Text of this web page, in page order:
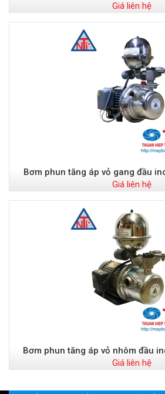
Giá liên hệ
Bơm phun tăng áp vỏ gang đầu
Giá liên hệ
Bơm phun tăng áp vỏ nhôm đầu
Giá liên hệ